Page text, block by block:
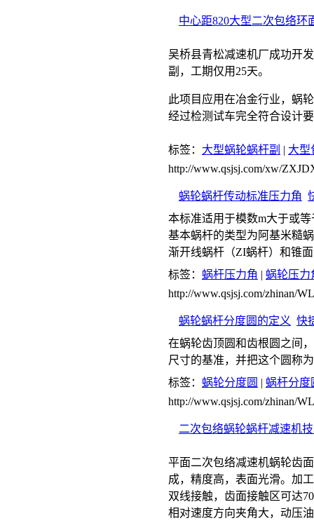
中心距820大型二次包络环
吴桥县青松减速机厂成功开
副，工期仅用25天。
此项目应用在冶金行业，蜗
经过检测试车完全符合设计
标签： 大型蜗轮蜗杆副 | 大型
http://www.qsjsj.com/xw/
蜗轮蜗杆传动标准压力角
本标准适用于模数m大于或
基本蜗杆的类型为阿基米糙
渐开线蜗杆（ZI蜗杆）和锥
标签： 蜗杆压力角 | 蜗轮压力
http://www.qsjsj.com/zhinan/
蜗轮蜗杆分度圆的定义 快
在蜗轮齿顶圆和齿根圆之间
尺寸的基准，并把这个圆称
标签： 蜗轮分度圆 | 蜗杆分度
http://www.qsjsj.com/zhinan/
二次包络蜗轮蜗杆减速机
平面二次包络减速机蜗轮齿
成，精度高，表面光滑。加
双线接触，齿面接触区可达
相对速度方向夹角大，动压